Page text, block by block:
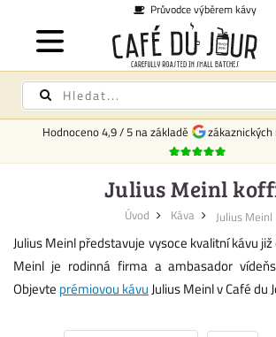
Hodnoceno4,9/5 na základě zákaznických
Julius Meinl
Úvod Káva Julius Meinl
Julius Meinl představuje vysoce kvalitní kávu
Meinl je rodinná firma a ambasador
Objevte prémiovou kávuJulius Meinl v Café du